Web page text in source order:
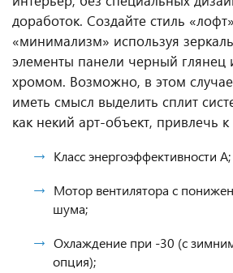
доработок. Создайте стиль
«минимализм» используя
элементы панели черный глянец
хромом. Возможно, в этом
иметь смысл выделить сплит
как некий арт-объект, привлечь
Класс энергоэффективности A;
Мотор вентилятора с
шума;
Охлаждение при -30 (с
опция);